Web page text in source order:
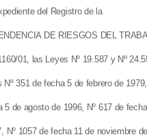
del Registro de la
DE RIESGOS DEL
01, las Leyes Nº 19.587 y Nº
Nº 351 de fecha 5 de febrero de
5 de agosto de 1996, Nº 617 de
Nº 1057 de fecha 11 de noviembre de